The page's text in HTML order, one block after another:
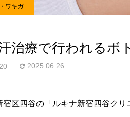
ワキガ
治療で行われるボ
2025.06.26
宿区四谷の「ルキナ新宿四谷ク